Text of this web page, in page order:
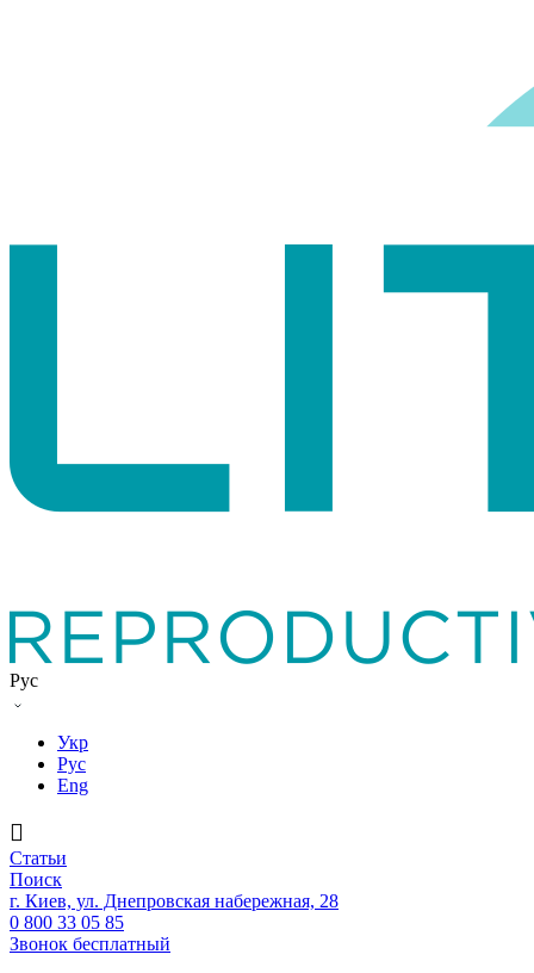
Рус
Укр
Рус
Eng
Статьи
Поиск
г. Киев, ул. Днепровская набережная, 28
0 800 33 05 85
Звонок бесплатный